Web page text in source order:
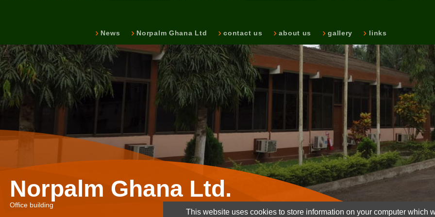
News Norpalm Ghana Ltd contact us about us gallery links
Norpalm Ghana Ltd.
Office building
This website uses cookies to store information on your computer which